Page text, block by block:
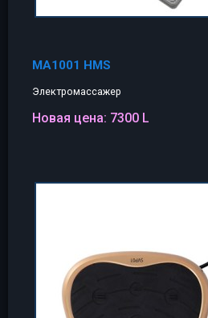
MA1001 HMS
Электромассажер
Новая цена: 7300 L